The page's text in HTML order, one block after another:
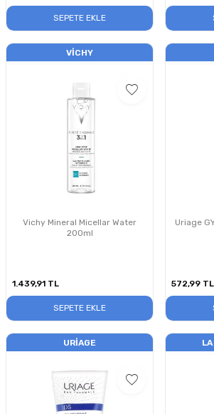
SEPETE EKLE
VICHY
Vichy Mineral Micellar Water
200ml
1.439,91 TL
SEPETE EKLE
Uriage
572,99 TL
URIAGE